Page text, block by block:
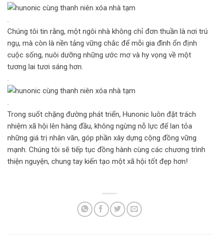
.
Chúng tôi tin rằng, một ngôi nhà không chỉ đơn thuần là nơi trú
ngụ, mà còn là nền tảng vững chắc để mỗi gia đình ổn định
cuộc sống, nuôi dưỡng những ước mơ và hy vọng về một
tương lai tươi sáng hơn.
.
.
Trong suốt chặng đường phát triển, Hunonic luôn đặt trách
nhiệm xã hội lên hàng đầu, không ngừng nỗ lực để lan tỏa
những giá trị nhân văn, góp phần xây dựng cộng đồng vững
mạnh. Chúng tôi sẽ tiếp tục đồng hành cùng các chương trình
thiện nguyện, chung tay kiến tạo một xã hội tốt đẹp hơn!